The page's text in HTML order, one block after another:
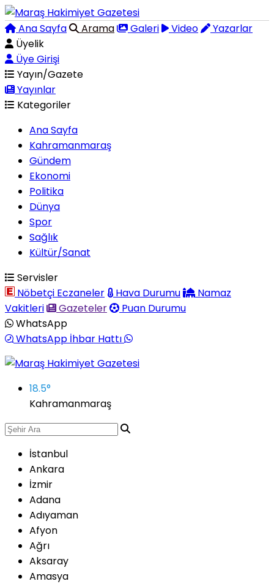
Ana Sayfa Arama Galeri Video
Yazarlar
Üyelik
Üye Girişi
Yayın/Gazete
Yayınlar
Kategoriler
Ana Sayfa
Kahramanmaraş
Gündem
Ekonomi
Politika
Dünya
Spor
Sağlık
Kültür/Sanat
Servisler
Nöbetçi Eczaneler
Hava Durumu
Namaz
Vakitleri
Gazeteler
Puan Durumu
WhatsApp
WhatsApp İhbar Hattı
18.5°
Kahramanmaraş
İstanbul
Ankara
İzmir
Adana
Adıyaman
Afyon
Ağrı
Aksaray
Amasya